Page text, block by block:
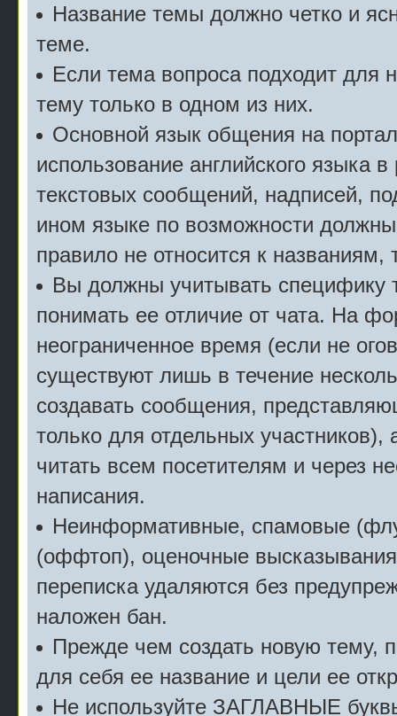
Название темы должно четко и
теме.
Если тема вопроса подходит для
тему только в одном из них.
Основной язык общения на
использование английского языка
текстовых сообщений, надписей,
ином языке по возможности
правило не относится к
Вы должны учитывать
понимать ее отличие от чата. На
неограниченное время (если не
существуют лишь в течение
создавать сообщения,
только для отдельных
читать всем посетителям и через
написания.
Неинформативные, спамовые
(оффтоп), оценочные
переписка удаляются без
наложен бан.
Прежде чем создать новую тему,
для себя ее название и цели ее
Не используйте ЗАГЛАВНЫЕ